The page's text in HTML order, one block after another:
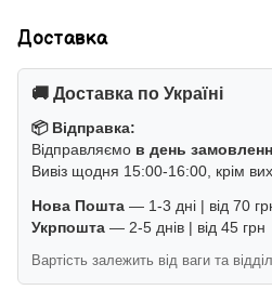
Доставка
🚚 Доставка по Україні
📦 Відправка:
Відправляємо в день
Вивіз щодня 15:00-16:00, крім
Нова Пошта — 1-3 дні | від 70
Укрпошта — 2-5 днів | від 45 грн
Вартість залежить від ваги та